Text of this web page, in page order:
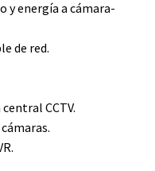
y energía a cámara-
de red.
CCTV.